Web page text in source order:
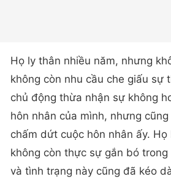
Họ ly thân nhiều năm, nhưng
không còn nhu cầu che giấu sự
chủ động thừa nhận sự không
hôn nhân của mình, nhưng
chấm dứt cuộc hôn nhân ấy. Họ
không còn thực sự gắn bó
và tình trạng này cũng đã kéo